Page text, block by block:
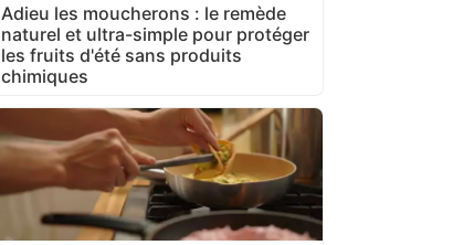
Adieu les moucherons : le remède
naturel et ultra-simple pour protéger
les fruits d'été sans produits
chimiques